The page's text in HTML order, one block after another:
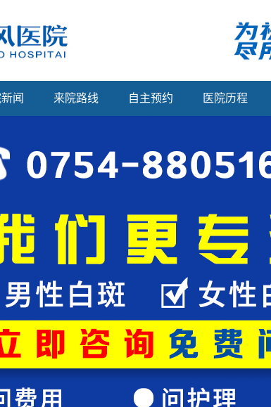
闻 来院路线 自主预约 医院历程